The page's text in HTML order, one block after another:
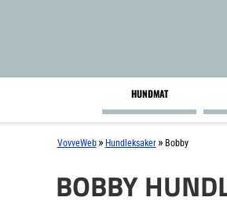
HUNDMAT
VovveWeb » Hundleksaker » Bobby
BOBBY